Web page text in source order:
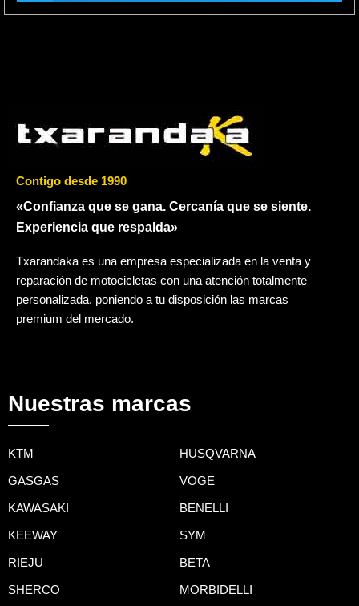
Contigo desde 1990
«Confianza que se gana. Cercanía que se siente.
Experiencia que respalda»
Txarandaka es una empresa especializada en la venta y
reparación de motocicletas con una atención totalmente
personalizada, poniendo a tu disposición las marcas
premium del mercado.
Nuestras marcas
KTM HUSQVARNA
GASGAS VOGE
KAWASAKI BENELLI
KEEWAY SYM
RIEJU BETA
SHERCO MORBIDELLI